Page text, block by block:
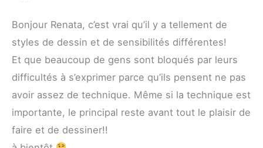
Bonjour Renata, c’est vrai qu’il y a tellement de
styles de dessin et de sensibilités différentes!
Et que beaucoup de gens sont bloqués par leurs
difficultés à s’exprimer parce qu’ils pensent ne pas
avoir assez de technique. Même si la technique est
importante, le principal reste avant tout le plaisir de
faire et de dessiner!!